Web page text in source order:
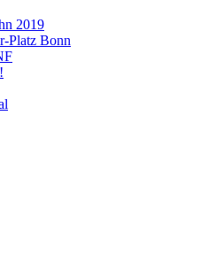
2019
Platz Bonn